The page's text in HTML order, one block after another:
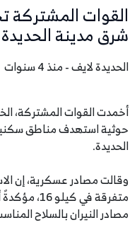
القوات المشتركة
شرق مدينة الحديدة
الحديدة لايف - منذ 4 سنوات
الحديدة.
وقالت مصادر عسكرية، إن
متفرقة في
مصادر النيران بالسلاح